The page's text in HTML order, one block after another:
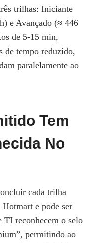
trilhas: Iniciante
e Avançado (≈ 446
de 5‑15 min,
de tempo reduzido,
paralelamente ao
Tem
No
cada trilha
e pode ser
TI reconhecem o selo
permitindo ao